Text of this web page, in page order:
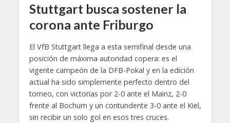
Stuttgart busca sostener la
corona ante Friburgo
El VfB Stuttgart llega a esta semifinal desde una
posición de máxima autoridad copera: es el
vigente campeón de la DFB-Pokal y en la edición
actual ha sido simplemente perfecto dentro del
torneo, con victorias por 2-0 ante el Mainz, 2-0
frente al Bochum y un contundente 3-0 ante el Kiel,
sin recibir un solo gol en esos tres cruces.